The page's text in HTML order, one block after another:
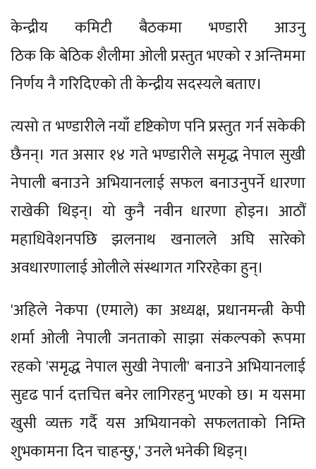
केन्द्रीय कमिटी बैठकमा भण्डारी आउनु
ठिक कि बेठिक शैलीमा ओली प्रस्तुत भएको र अन्तिममा
निर्णय नै गरिदिएको ती केन्द्रीय सदस्यले बताए।
त्यसो त भण्डारीले नयाँ दृष्टिकोण पनि प्रस्तुत गर्न सकेकी
छैनन्। गत असार १४ गते भण्डारीले समृद्ध नेपाल सुखी
नेपाली बनाउने अभियानलाई सफल बनाउनुपर्ने धारणा
राखेकी थिइन्। यो कुनै नवीन धारणा होइन। आठौं
महाधिवेशनपछि झलनाथ खनालले अघि सारेको
अवधारणालाई ओलीले संस्थागत गरिरहेका हुन्।
'अहिले नेकपा (एमाले) का अध्यक्ष, प्रधानमन्त्री केपी
शर्मा ओली नेपाली जनताको साझा संकल्पको रूपमा
रहको 'समृद्ध नेपाल सुखी नेपाली' बनाउने अभियानलाई
सुदृढ पार्न दत्तचित्त बनेर लागिरहनु भएको छ। म यसमा
खुसी व्यक्त गर्दै यस अभियानको सफलताको निम्ति
शुभकामना दिन चाहन्छु,' उनले भनेकी थिइन्।